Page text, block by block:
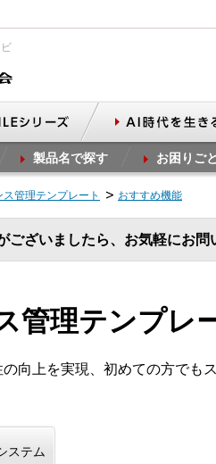
製品名で探す お困りご
管理テンプレート おすすめ機能
ざいましたら、お気軽にお問
管理テンプレ
向上を実現、初めての方でも
ステム